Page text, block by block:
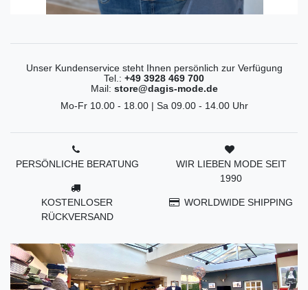
Unser Kundenservice steht Ihnen persönlich zur Verfügung
Tel.: +49 3928 469 700
Mail: store@dagis-mode.de
Mo-Fr 10.00 - 18.00 | Sa 09.00 - 14.00 Uhr
PERSÖNLICHE BERATUNG
KOSTENLOSER
RÜCKVERSAND
WIR LIEBEN MODE SEIT
1990
WORLDWIDE SHIPPING